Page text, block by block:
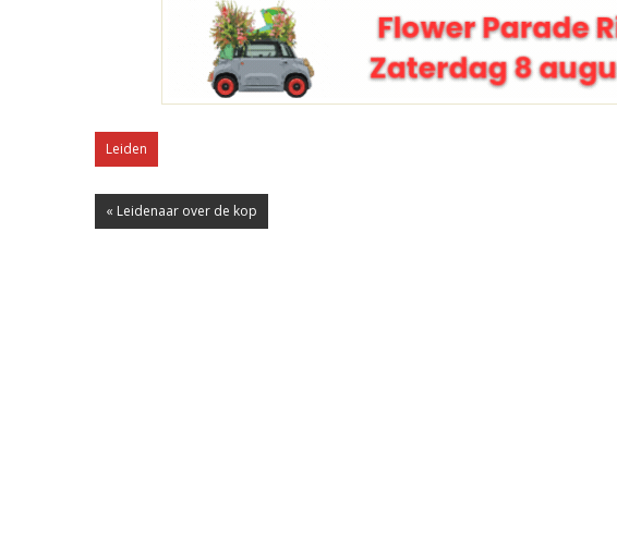
Leiden
« Leidenaar over de kop